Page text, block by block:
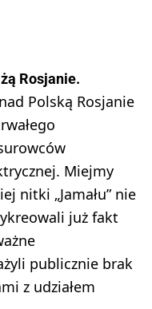
Rosjanie.
Polską Rosjanie
Miejmy
nitki „Jamału” nie
już fakt
publicznie brak
z udziałem